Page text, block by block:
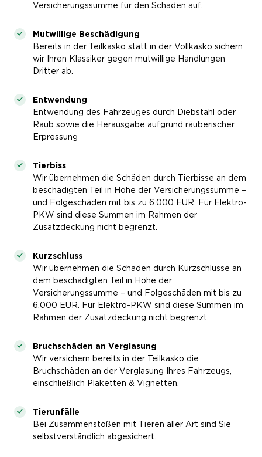
Versicherungssumme für den Schaden auf.
Mutwillige Beschädigung
Bereits in der Teilkasko statt in der Vollkasko sichern
wir Ihren Klassiker gegen mutwillige Handlungen
Dritter ab.
Entwendung
Entwendung des Fahrzeuges durch Diebstahl oder
Raub sowie die Herausgabe aufgrund räuberischer
Erpressung
Tierbiss
Wir übernehmen die Schäden durch Tierbisse an dem
beschädigten Teil in Höhe der Versicherungssumme –
und Folgeschäden mit bis zu 6.000 EUR. Für Elektro-
PKW sind diese Summen im Rahmen der
Zusatzdeckung nicht begrenzt.
Kurzschluss
Wir übernehmen die Schäden durch Kurzschlüsse an
dem beschädigten Teil in Höhe der
Versicherungssumme – und Folgeschäden mit bis zu
6.000 EUR. Für Elektro-PKW sind diese Summen im
Rahmen der Zusatzdeckung nicht begrenzt.
Bruchschäden an Verglasung
Wir versichern bereits in der Teilkasko die
Bruchschäden an der Verglasung Ihres Fahrzeugs,
einschließlich Plaketten & Vignetten.
Tierunfälle
Bei Zusammenstößen mit Tieren aller Art sind Sie
selbstverständlich abgesichert.